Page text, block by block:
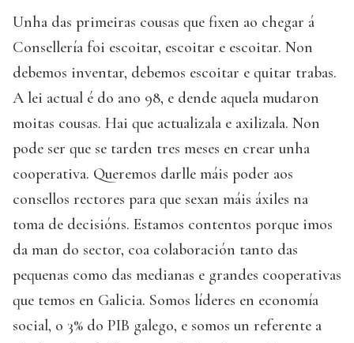
Unha das primeiras cousas que fixen ao chegar á
Consellería foi escoitar, escoitar e escoitar. Non
debemos inventar, debemos escoitar e quitar trabas.
A lei actual é do ano 98, e dende aquela mudaron
moitas cousas. Hai que actualizala e axilizala. Non
pode ser que se tarden tres meses en crear unha
cooperativa. Queremos darlle máis poder aos
consellos rectores para que sexan máis áxiles na
toma de decisións. Estamos contentos porque imos
da man do sector, coa colaboración tanto das
pequenas como das medianas e grandes cooperativas
que temos en Galicia. Somos líderes en economía
social, o 3% do PIB galego, e somos un referente a